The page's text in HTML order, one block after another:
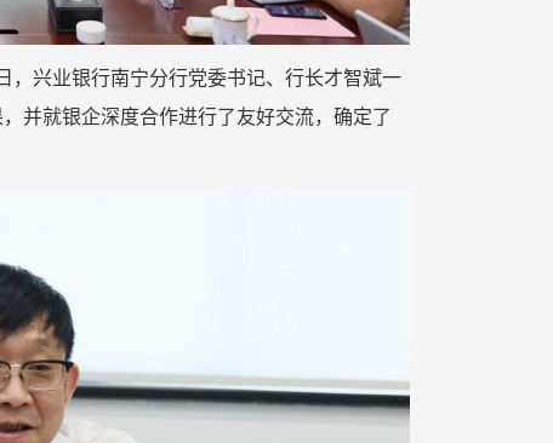
，兴业银行南宁分行党委书记、行长才智斌一
并就银企深度合作进行了友好交流，确定了